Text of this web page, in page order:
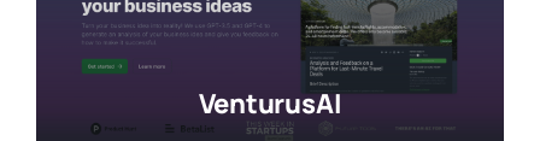
VenturusAI